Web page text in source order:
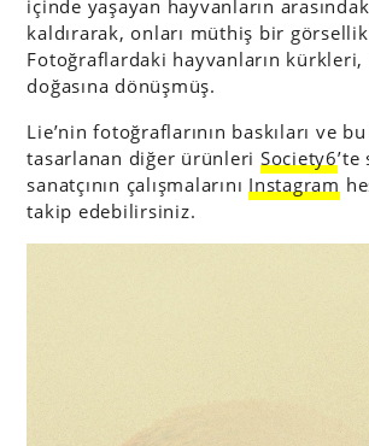
içinde yaşayan hayvanların arasındaki
kaldırarak, onları müthiş bir
Fotoğraflardaki hayvanların kürkleri,
doğasına dönüşmüş.
Lie’nin fotoğraflarının baskıları ve
tasarlanan diğer ürünleri Society6’te
sanatçının çalışmalarını Instagram
takip edebilirsiniz.